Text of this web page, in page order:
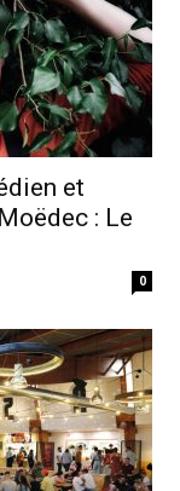
et
: Le
0